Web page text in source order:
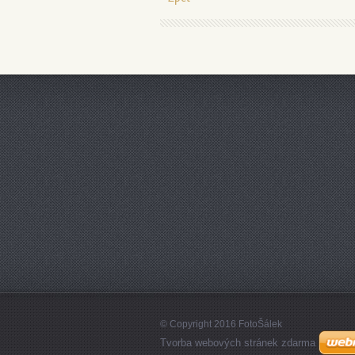
© Copyright 2016 FotoŠálek
Tvorba webových stránek zdarma